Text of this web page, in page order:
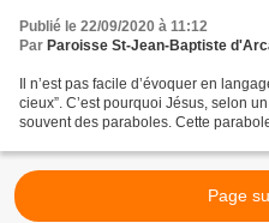
Publié le 22/09/2020 à 11:12
Par Paroisse St-Jean-Baptiste
Il nʼest pas facile dʼévoquer en
cieux”. Cʼest pourquoi Jésus, selon
souvent des paraboles. Cette
Page